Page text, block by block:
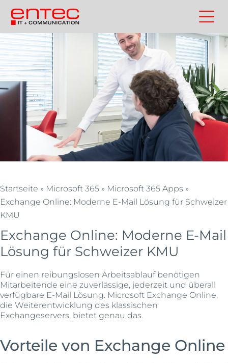
Zum
Inhalt
springen
Cloudweb
Entec
AG
|
Outsourcing
und
Cloud
Schweiz
Kontakt Suchen
Startseite » Microsoft 365 » Microsoft 365 Apps »
Exchange Online: Moderne E-Mail Lösung für Schweizer
KMU
Exchange Online: Moderne E-Mail
Lösung für Schweizer KMU
Für einen reibungslosen Arbeitsablauf benötigen
Mitarbeitende eine zuverlässige, jederzeit und überall
verfügbare E-Mail Lösung. Microsoft Exchange Online,
die Weiterentwicklung des klassischen
Exchangeservers, bietet genau das.
Vorteile von Exchange Online